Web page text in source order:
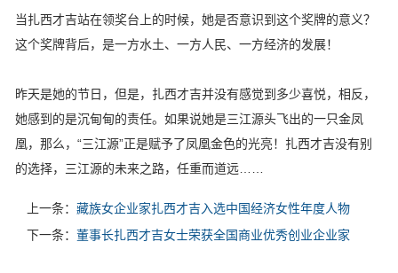
当扎西才吉站在领奖台上的时候，她是否意识到这个奖牌的意义？
这个奖牌背后，是一方水土、一方人民、一方经济的发展！
昨天是她的节日，但是，扎西才吉并没有感觉到多少喜悦，相反，
她感到的是沉甸甸的责任。如果说她是三江源头飞出的一只金凤
凰，那么，“三江源”正是赋予了凤凰金色的光亮！扎西才吉没有别
的选择，三江源的未来之路，任重而道远……
上一条： 藏族女企业家扎西才吉入选中国经济女性年度人物
下一条： 董事长扎西才吉女士荣获全国商业优秀创业企业家